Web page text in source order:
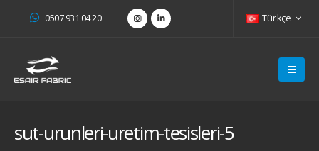
0507 931 04 20 Türkçe
sut-urunleri-uretim-tesisleri-5